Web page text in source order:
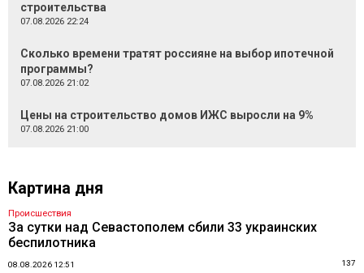
строительства
07.08.2026 22:24
Сколько времени тратят россияне на выбор ипотечной
программы?
07.08.2026 21:02
Цены на строительство домов ИЖС выросли на 9%
07.08.2026 21:00
Картина дня
Происшествия
За сутки над Севастополем сбили 33 украинских
беспилотника
08.08.2026 12:51 137